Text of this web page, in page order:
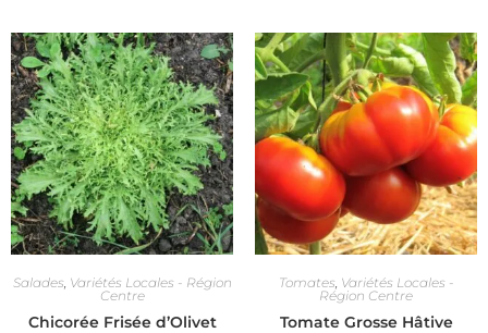
Salades Variétés Locales - Région
Centre
Chicorée Frisée d’Olivet
Tomates Variétés Locales -
Région Centre
Tomate Grosse Hâtive